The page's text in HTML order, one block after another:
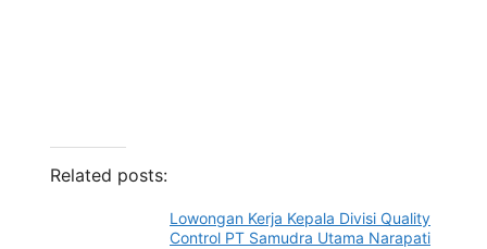
Related posts:
Lowongan Kerja Kepala Divisi Quality
Control PT Samudra Utama Narapati